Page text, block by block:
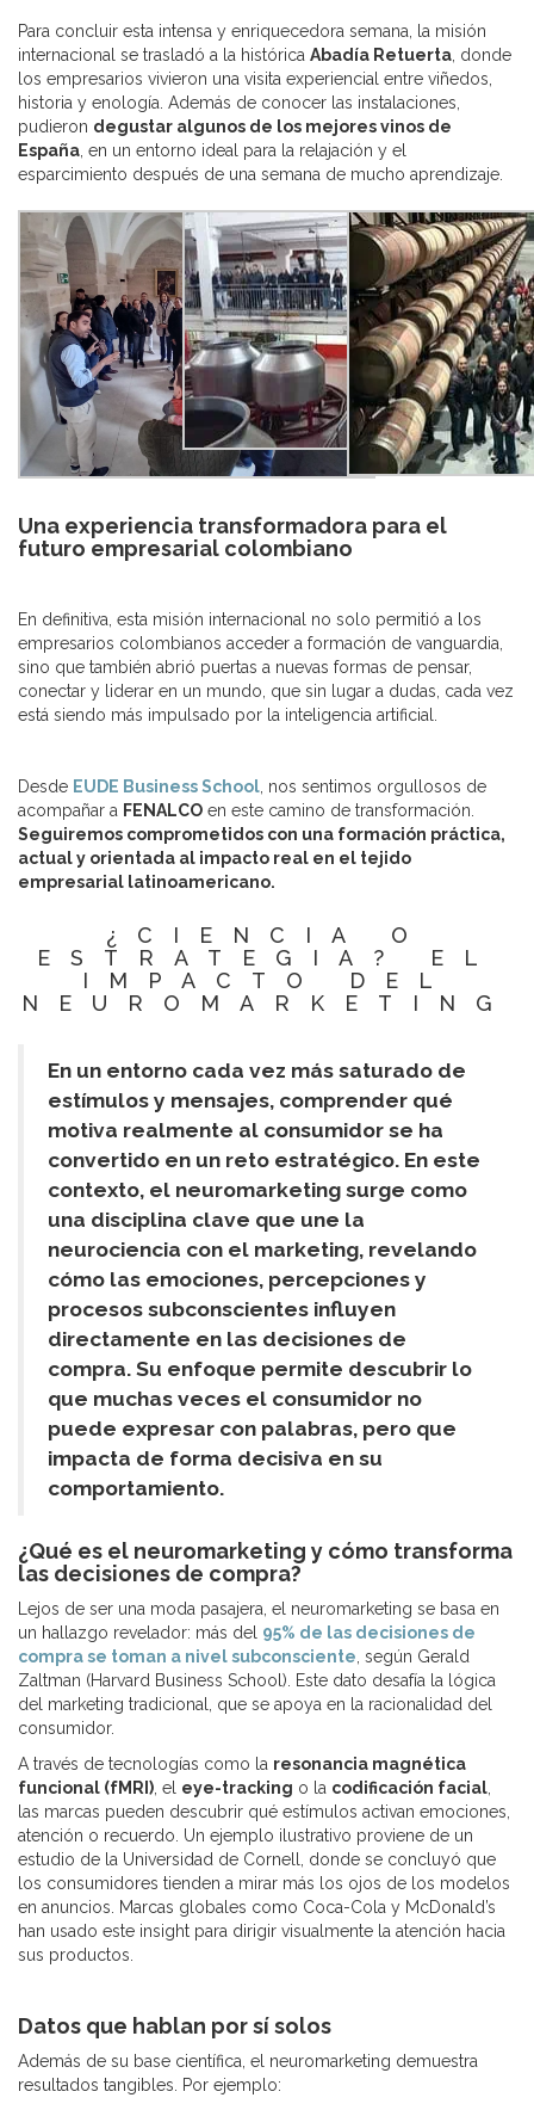
Para concluir esta intensa y enriquecedora semana, la misión
internacional se trasladó a la histórica Abadía Retuerta , donde
los empresarios vivieron una visita experiencial entre viñedos,
historia y enología. Además de conocer las instalaciones,
pudieron degustar algunos de los mejores vinos de
España , en un entorno ideal para la relajación y el
esparcimiento después de una semana de mucho aprendizaje.
Una experiencia transformadora para el
futuro empresarial colombiano
En definitiva, esta misión internacional no solo permitió a los
empresarios colombianos acceder a formación de vanguardia,
sino que también abrió puertas a nuevas formas de pensar,
conectar y liderar en un mundo, que sin lugar a dudas, cada vez
está siendo más impulsado por la inteligencia artificial.
Desde EUDE Business School , nos sentimos orgullosos de
acompañar a FENALCO en este camino de transformación.
Seguiremos comprometidos con una formación práctica,
actual y orientada al impacto real en el tejido
empresarial latinoamericano.
¿CIENCIA O
ESTRATEGIA? EL
IMPACTO DEL
NEUROMARKETING
En un entorno cada vez más saturado de
estímulos y mensajes, comprender qué
motiva realmente al consumidor se ha
convertido en un reto estratégico. En este
contexto, el neuromarketing surge como
una disciplina clave que une la
neurociencia con el marketing, revelando
cómo las emociones, percepciones y
procesos subconscientes influyen
directamente en las decisiones de
compra. Su enfoque permite descubrir lo
que muchas veces el consumidor no
puede expresar con palabras, pero que
impacta de forma decisiva en su
comportamiento.
¿Qué es el neuromarketing y cómo transforma
las decisiones de compra?
Lejos de ser una moda pasajera, el neuromarketing se basa en
un hallazgo revelador: más del 95% de las decisiones de
compra se toman a nivel subconsciente , según Gerald
Zaltman (Harvard Business School). Este dato desafía la lógica
del marketing tradicional, que se apoya en la racionalidad del
consumidor.
A través de tecnologías como la resonancia magnética
funcional (fMRI) , el eye-tracking o la codificación facial
las marcas pueden descubrir qué estímulos activan emociones,
atención o recuerdo. Un ejemplo ilustrativo proviene de un
estudio de la Universidad de Cornell, donde se concluyó que
los consumidores tienden a mirar más los ojos de los modelos
en anuncios. Marcas globales como Coca-Cola y McDonald’s
han usado este insight para dirigir visualmente la atención hacia
sus productos.
Datos que hablan por sí solos
Además de su base científica, el neuromarketing demuestra
resultados tangibles. Por ejemplo: